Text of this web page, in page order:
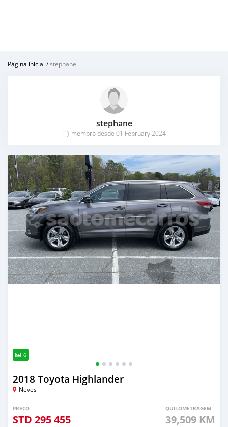
Página inicial /stephane
stephane
membro desde 01 February 2024
6
2018 Toyota Highlander
Neves
PREÇO
STD 295 455
QUILOMETRAGEM
39,509 KM